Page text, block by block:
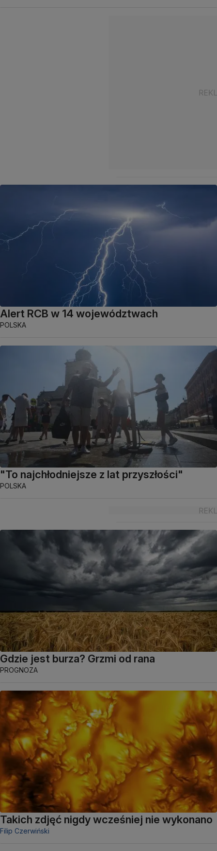
Alert RCB w 14 województwach
POLSKA
"To najchłodniejsze z lat przyszłości"
POLSKA
Gdzie jest burza? Grzmi od rana
PROGNOZA
Takich zdjęć nigdy wcześniej nie wykonano
Filip Czerwiński